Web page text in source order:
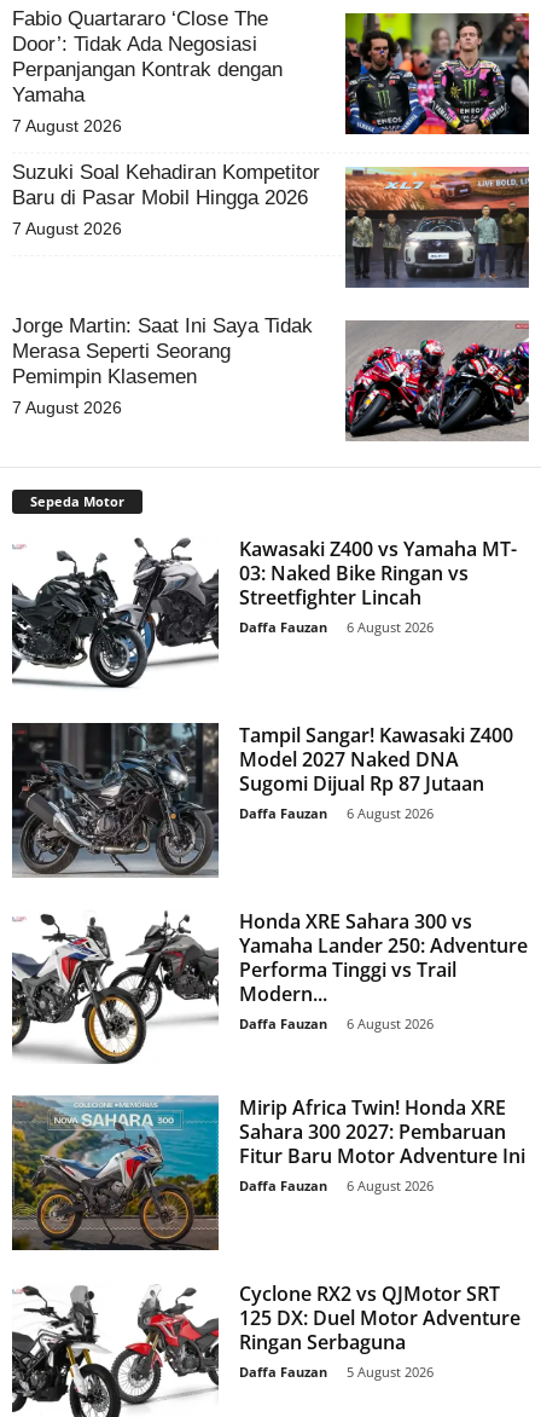
Fabio Quartararo ‘Close The
Door’: Tidak Ada Negosiasi
Perpanjangan Kontrak dengan
Yamaha
7 August 2026
Suzuki Soal Kehadiran Kompetitor
Baru di Pasar Mobil Hingga 2026
7 August 2026
Jorge Martin: Saat Ini Saya Tidak
Merasa Seperti Seorang
Pemimpin Klasemen
7 August 2026
Sepeda Motor
Kawasaki Z400 vs Yamaha MT-
03: Naked Bike Ringan vs
Streetfighter Lincah
Daffa Fauzan 6 August 2026
Tampil Sangar! Kawasaki Z400
Model 2027 Naked DNA
Sugomi Dijual Rp 87 Jutaan
Daffa Fauzan 6 August 2026
Honda XRE Sahara 300 vs
Yamaha Lander 250: Adventure
Performa Tinggi vs Trail
Modern...
Daffa Fauzan 6 August 2026
Mirip Africa Twin! Honda XRE
Sahara 300 2027: Pembaruan
Fitur Baru Motor Adventure Ini
Daffa Fauzan 6 August 2026
Cyclone RX2 vs QJMotor SRT
125 DX: Duel Motor Adventure
Ringan Serbaguna
Daffa Fauzan 5 August 2026